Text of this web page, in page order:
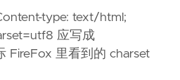
type: text/html;
应写成
FireFox 里看到的 charset